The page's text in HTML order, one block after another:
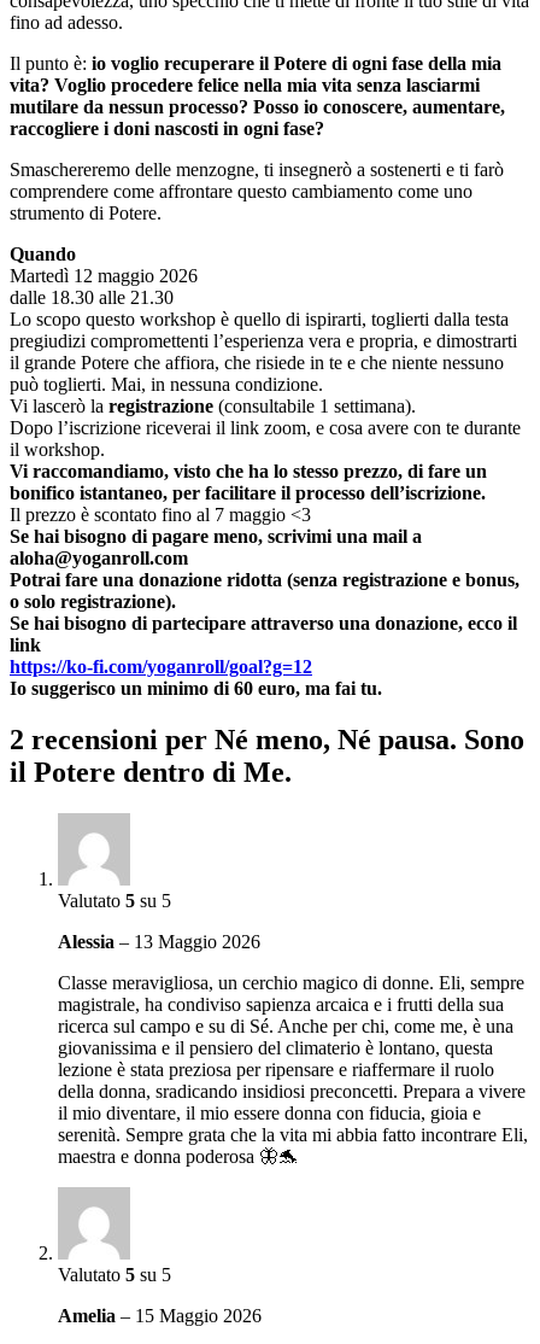
fino ad adesso.
Il punto è: io voglio recuperare il Potere di ogni fase della mia
vita? Voglio procedere felice nella mia vita senza lasciarmi
mutilare da nessun processo? Posso io conoscere, aumentare,
raccogliere i doni nascosti in ogni fase?
Smaschereremo delle menzogne, ti insegnerò a sostenerti e ti farò
comprendere come affrontare questo cambiamento come uno
strumento di Potere.
Quando
Martedì 12 maggio 2026
dalle 18.30 alle 21.30
Lo scopo questo workshop è quello di ispirarti, toglierti dalla testa
pregiudizi compromettenti l’esperienza vera e propria, e dimostrarti
il grande Potere che affiora, che risiede in te e che niente nessuno
può toglierti. Mai, in nessuna condizione.
Vi lascerò la registrazione (consultabile 1 settimana).
Dopo l’iscrizione riceverai il link zoom, e cosa avere con te durante
il workshop.
Vi raccomandiamo, visto che ha lo stesso prezzo, di fare un
bonifico istantaneo, per facilitare il processo dell’iscrizione.
Il prezzo è scontato fino al 7 maggio <3
Se hai bisogno di pagare meno, scrivimi una mail a
aloha@yoganroll.com
Potrai fare una donazione ridotta (senza registrazione e bonus,
o solo registrazione).
Se hai bisogno di partecipare attraverso una donazione, ecco il
link
https://ko-fi.com/yoganroll/goal?g=12
Io suggerisco un minimo di 60 euro, ma fai tu.
2 recensioni per Né meno, Né pausa. Sono
il Potere dentro di Me.
Valutato 5 su 5
Alessia – 13 Maggio 2026
Classe meravigliosa, un cerchio magico di donne. Eli, sempre
magistrale, ha condiviso sapienza arcaica e i frutti della sua
ricerca sul campo e su di Sé. Anche per chi, come me, è una
giovanissima e il pensiero del climaterio è lontano, questa
lezione è stata preziosa per ripensare e riaffermare il ruolo
della donna, sradicando insidiosi preconcetti. Prepara a vivere
il mio diventare, il mio essere donna con fiducia, gioia e
serenità. Sempre grata che la vita mi abbia fatto incontrare Eli,
maestra e donna poderosa 🦋🐬
Valutato 5 su 5
Amelia – 15 Maggio 2026